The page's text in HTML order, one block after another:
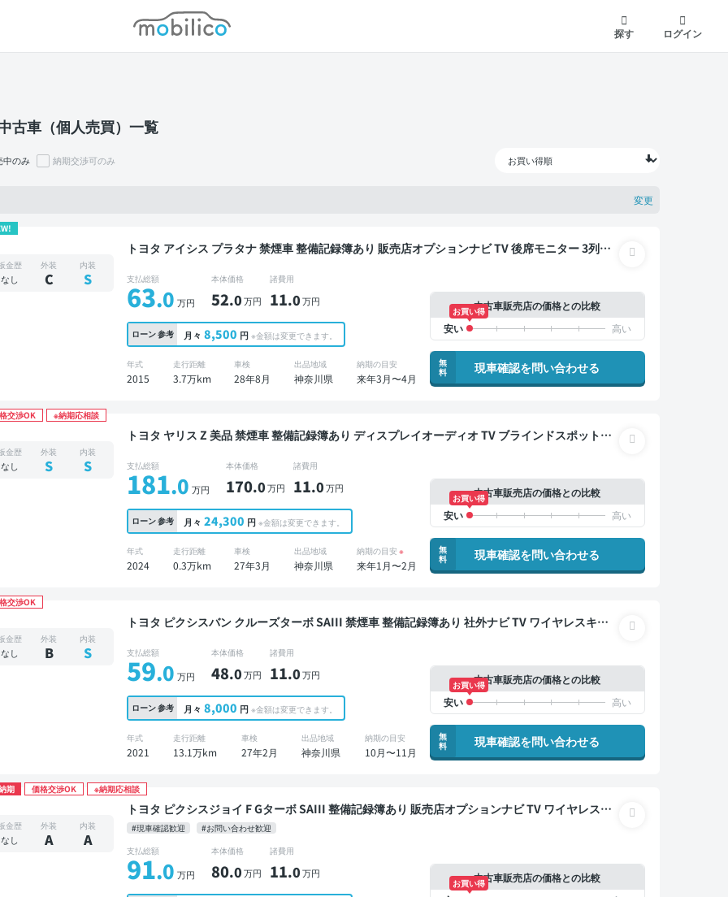
モビリコ
探す
ログイン
古車（個人売買）一覧
中のみ 納期交渉可のみ
変更
トヨタ アイシス プラタナ 禁煙車 整備記録簿あり 販売店オプションナビ TV 後席モニター 3列シ
金歴
なし
外装
C
内装
S 支払総額
63.0 万円
本体価格
52.0万円
諸費用
11.0万円
ローン参考 月々 8,500 円 ※金額は変更できます。
年式
2015
走行距離
3.7万km
車検
28年8月
出品地域
神奈川県
納期の目安
来年3月〜4月
中古車販売店の価格との比較
お買い得
無
料
現車確認を問い合わせる
交渉OK ※納期応相談
トヨタ ヤリス Z 美品 禁煙車 整備記録簿あり ディスプレイオーディオ TV ブラインドスポットモ
突軽減
金歴
なし
外装
S
内装
S 支払総額
181.0 万円
本体価格
170.0万円
諸費用
11.0万円
ローン参考 月々 24,300 円 ※金額は変更できます。
年式
2024
走行距離
0.3万km
車検
27年3月
出品地域
神奈川県
納期の目安 ※
来年1月〜2月
中古車販売店の価格との比較
お買い得
無
料
現車確認を問い合わせる
交渉OK
トヨタ ピクシスバン クルーズターボ SAIII 禁煙車 整備記録簿あり 社外ナビ TV ワイヤレスキー
金歴
なし
外装
B
内装
S 支払総額
59.0 万円
本体価格
48.0万円
諸費用
11.0万円
ローン参考 月々 8,000 円 ※金額は変更できます。
年式
2021
走行距離
13.1万km
車検
27年2月
出品地域
神奈川県
納期の目安
10月〜11月
中古車販売店の価格との比較
お買い得
無
料
現車確認を問い合わせる
期 価格交渉OK ※納期応相談
トヨタ ピクシスジョイ F Gターボ SAIII 整備記録簿あり 販売店オプションナビ TV ワイヤレスキ
ー スマートキー ETC バックモニター ドライブレコーダー 衝突軽減
#現車確認歓迎 #お問い合わせ歓迎
金歴
なし
外装
A
内装
A
支払総額
91.0 万円
本体価格
80.0万円
諸費用
11.0万円 中古車販売店の価格との比較
お買い得